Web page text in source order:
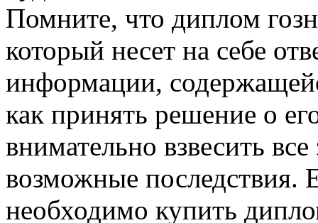
Помните, что диплом
который несет на себе
информации,
как принять решение о
внимательно взвесить
возможные последствия.
необходимо купить